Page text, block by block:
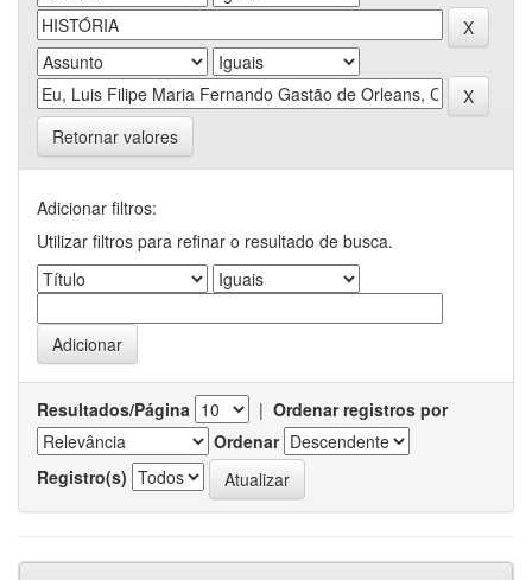
Retornar valores
Adicionar filtros:
Utilizar filtros para refinar o resultado de busca.
Resultados/Página | Ordenar registros por
Ordenar
Registro(s)